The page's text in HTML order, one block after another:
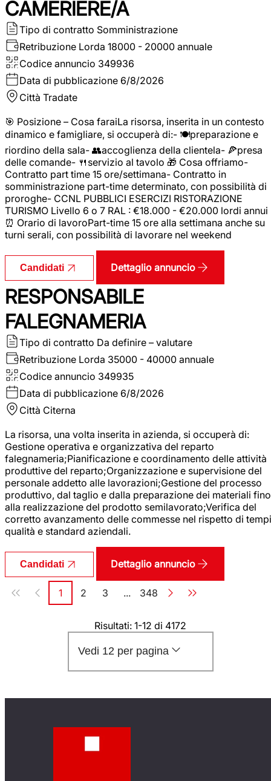
CAMERIERE/A
Tipo di contratto Somministrazione
Retribuzione Lorda 18000 - 20000 annuale
Codice annuncio 349936
Data di pubblicazione 6/8/2026
Città Tradate
🎯 Posizione – Cosa faraiLa risorsa, inserita in un contesto
dinamico e famigliare, si occuperà di:- 🍽️preparazione e
riordino della sala- 👥accoglienza della clientela- 🍕presa
delle comande- 🍴servizio al tavolo 🎁 Cosa offriamo-
Contratto part time 15 ore/settimana- Contratto in
somministrazione part-time determinato, con possibilità di
proroghe- CCNL PUBBLICI ESERCIZI RISTORAZIONE
TURISMO Livello 6 o 7 RAL : €18.000 - €20.000 lordi annui
⏰ Orario di lavoroPart-time 15 ore alla settimana anche su
turni serali, con possibilità di lavorare nel weekend
Candidati Dettaglio annuncio
RESPONSABILE
FALEGNAMERIA
Tipo di contratto Da definire – valutare
Retribuzione Lorda 35000 - 40000 annuale
Codice annuncio 349935
Data di pubblicazione 6/8/2026
Città Citerna
La risorsa, una volta inserita in azienda, si occuperà di:
Gestione operativa e organizzativa del reparto
falegnameria;Pianificazione e coordinamento delle attività
produttive del reparto;Organizzazione e supervisione del
personale addetto alle lavorazioni;Gestione del processo
produttivo, dal taglio e dalla preparazione dei materiali fino
alla realizzazione del prodotto semilavorato;Verifica del
corretto avanzamento delle commesse nel rispetto di
qualità e standard aziendali.
Candidati Dettaglio annuncio
Paginazione
Pagina
1 Pagina
2 Pagina
3 ... Pagina
348
Risultati: 1-12 di 4172
Vedi 12 per pagina